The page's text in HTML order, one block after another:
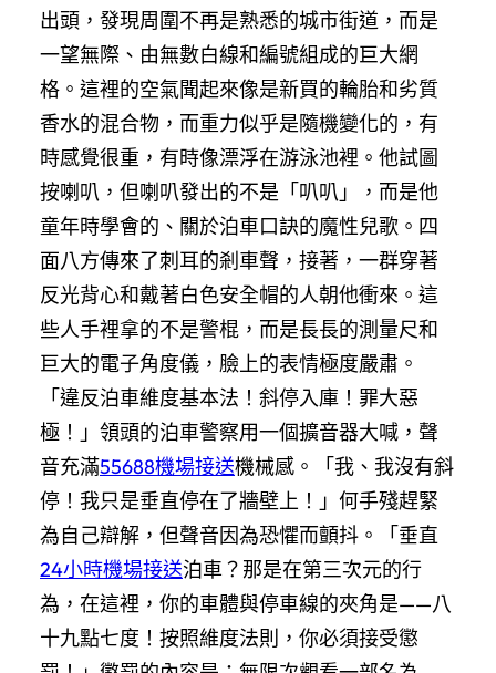
出頭，發現周圍不再是熟悉的城市街道，而是
一望無際、由無數白線和編號組成的巨大網
格。這裡的空氣聞起來像是新買的輪胎和劣質
香水的混合物，而重力似乎是隨機變化的，有
時感覺很重，有時像漂浮在游泳池裡。他試圖
按喇叭，但喇叭發出的不是「叭叭」，而是他
童年時學會的、關於泊車口訣的魔性兒歌。四
面八方傳來了刺耳的剎車聲，接著，一群穿著
反光背心和戴著白色安全帽的人朝他衝來。這
些人手裡拿的不是警棍，而是長長的測量尺和
巨大的電子角度儀，臉上的表情極度嚴肅。
「違反泊車維度基本法！斜停入庫！罪大惡
極！」領頭的泊車警察用一個擴音器大喊，聲
音充滿55688機場接送機械感。「我、我沒有斜
停！我只是垂直停在了牆壁上！」何手殘趕緊
為自己辯解，但聲音因為恐懼而顫抖。「垂直
24小時機場接送泊車？那是在第三次元的行
為，在這裡，你的車體與停車線的夾角是——八
十九點七度！按照維度法則，你必須接受懲